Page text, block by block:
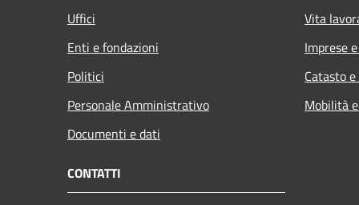
Uffici
Enti e fondazioni
Politici
Personale Amministrativo
Documenti e dati
Vita
Imprese
Catasto
Mobilità
CONTATTI